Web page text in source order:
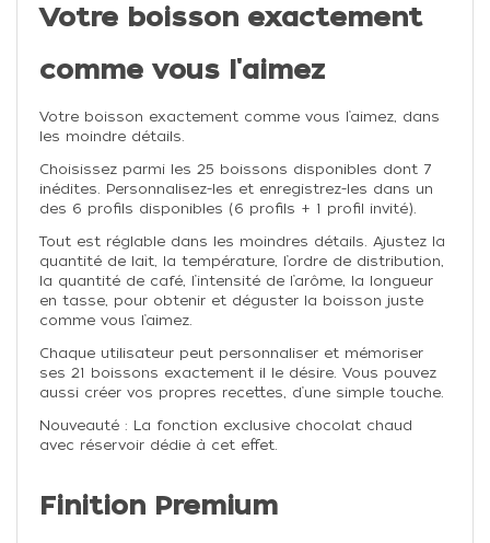
Votre boisson exactement
comme vous l'aimez
Votre boisson exactement comme vous l’aimez, dans
les moindre détails.
Choisissez parmi les 25 boissons disponibles dont 7
inédites. Personnalisez-les et enregistrez-les dans un
des 6 profils disponibles (6 profils + 1 profil invité).
Tout est réglable dans les moindres détails. Ajustez la
quantité de lait, la température, l’ordre de distribution,
la quantité de café, l’intensité de l’arôme, la longueur
en tasse, pour obtenir et déguster la boisson juste
comme vous l’aimez.
Chaque utilisateur peut personnaliser et mémoriser
ses 21 boissons exactement il le désire. Vous pouvez
aussi créer vos propres recettes, d’une simple touche.
Nouveauté : La fonction exclusive chocolat chaud
avec réservoir dédie à cet effet.
Finition Premium